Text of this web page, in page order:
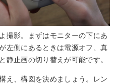
撮影。まずはモニターの下にあ
左側にあるときは電源オフ、真
静止画の切り替えが可能です。
え、構図を決めましょう。レン